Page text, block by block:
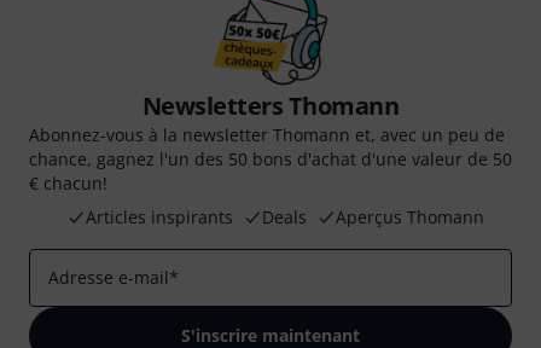
Newsletters Thomann
Abonnez-vous à la newsletter Thomann et, avec un peu de
chance, gagnez l'un des 50 bons d'achat d'une valeur de 50
€ chacun!
Articles inspirants
Deals Aperçus Thomann
Adresse e-mail*
S'inscrire maintenant